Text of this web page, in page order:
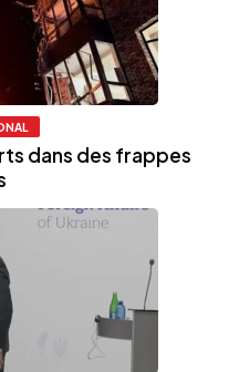
dans des frappes